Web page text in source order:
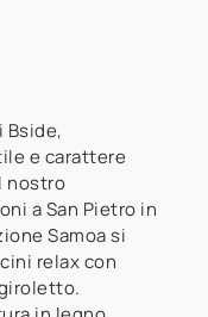
e carattere
nostro
a San Pietro in
Samoa si
relax con